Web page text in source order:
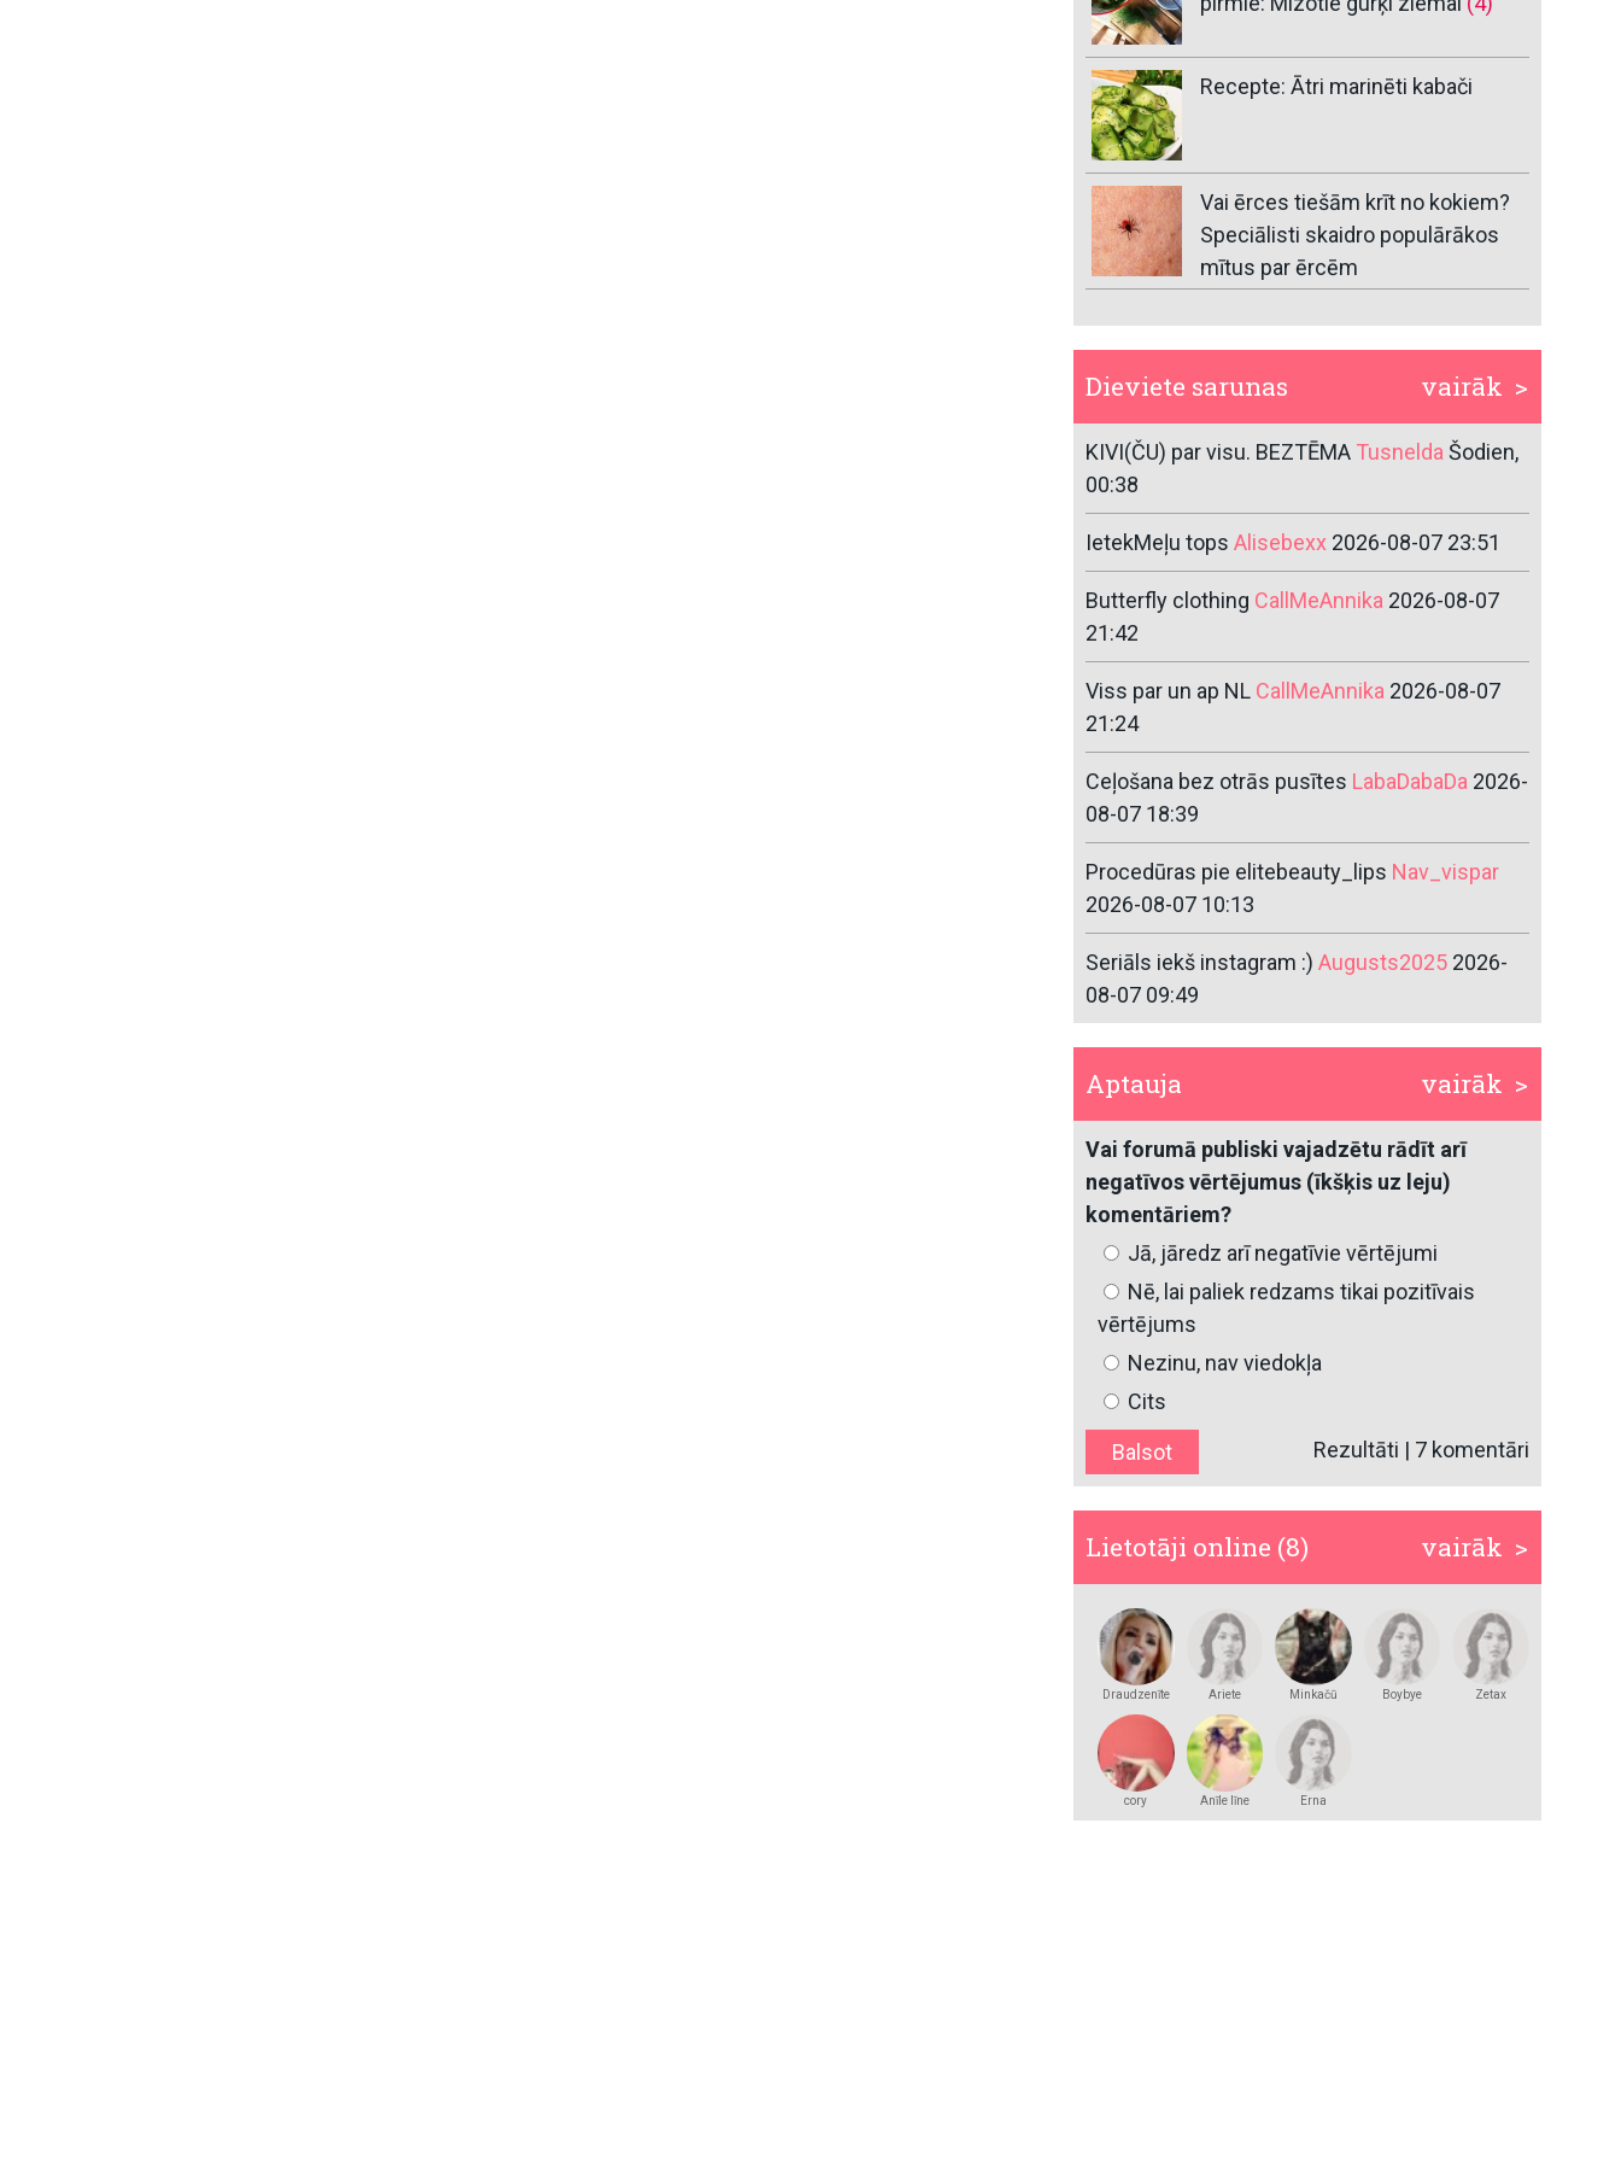
Recepte: Ātri marinēti kabači
Vai ērces tiešām krīt no kokiem?
Speciālisti skaidro populārākos
mītus par ērcēm
vairāk >
Dieviete sarunas
KIVI(ČU) par visu. BEZTĒMA TusneldaŠodien,
00:38
IetekMeļu tops Alisebexx 2026-08-07 23:51
Butterfly clothing CallMeAnnika 2026-08-07
21:42
Viss par un ap NL CallMeAnnika 2026-08-07
21:24
Ceļošana bez otrās pusītes LabaDabaDa 2026-
08-07 18:39
Procedūras pie elitebeauty_lips Nav_vispar
2026-08-07 10:13
Seriāls iekš instagram :) Augusts2025 2026-
08-07 09:49
vairāk >
Aptauja
Vai forumā publiski vajadzētu rādīt arī
negatīvos vērtējumus (īkšķis uz leju)
komentāriem?
Jā, jāredz arī negatīvie vērtējumi
Nē, lai paliek redzams tikai pozitīvais
vērtējums
Nezinu, nav viedokļa
Cits
Rezultāti | 7 komentāri
vairāk >
Lietotāji online (8)
Draudzenīte Ariete Minkačū Boybye Zetax
cory Anīle līne Erna